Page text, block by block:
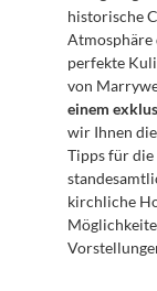
historische
Atmosphäre
perfekte
von
einem
wir Ihnen
Tipps für die
kirchliche